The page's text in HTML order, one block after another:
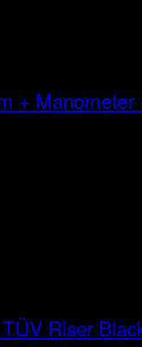
Riser